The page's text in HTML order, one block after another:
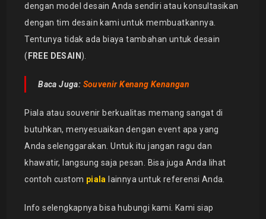
dengan model desain Anda sendiri atau konsultasikan
dengan tim desain kami untuk membuatkannya.
Tentunya tidak ada biaya tambahan untuk desain
( FREE DESAIN ).
Baca Juga: Souvenir Kenang Kenangan
Piala atau souvenir berkualitas memang sangat di
butuhkan, menyesuaikan dengan event apa yang
Anda selenggarakan. Untuk itu jangan ragu dan
khawatir, langsung saja pesan. Bisa juga Anda lihat
contoh custom piala lainnya untuk referensi Anda.
Info selengkapnya bisa hubungi kami. Kami siap